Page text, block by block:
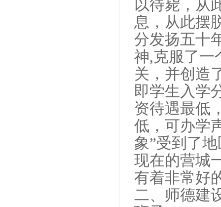
以待毙，从
息，从此摆
分发扬五十
神,克服了一
关，并创造
即学生入学
资待遇最低
低，可办学
象”受到了
现在的营城
有着非常好
二、 师德建